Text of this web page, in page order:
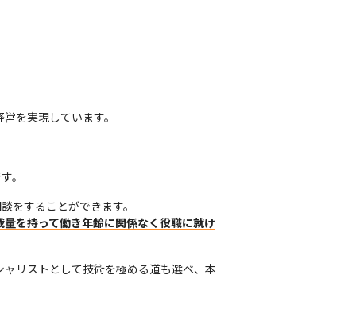
を実現しています。
。
をすることができます。
量を持って働き年齢に関係なく役職に就け
リストとして技術を極める道も選べ、本